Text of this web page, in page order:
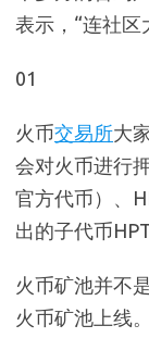
表示，“连社区
01
火币交易所大
会对火币进行
官方代币）、
出的子代币HPT
火币矿池并不
火币矿池上线